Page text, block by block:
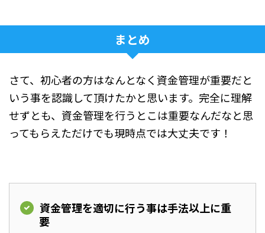
まとめ
さて、初心者の方はなんとなく資金管理が重要だと
いう事を認識して頂けたかと思います。完全に理解
せずとも、資金管理を行うとこは重要なんだなと思
ってもらえただけでも現時点では大丈夫です！
資金管理を適切に行う事は手法以上に重
要